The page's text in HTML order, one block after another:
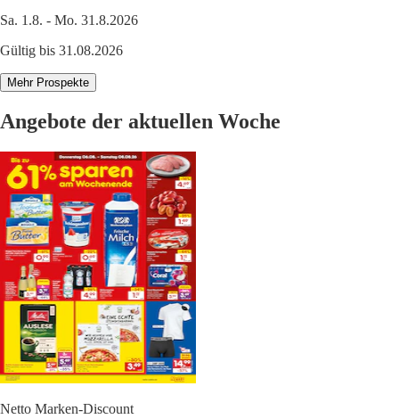
Sa. 1.8. - Mo. 31.8.2026
Gültig bis 31.08.2026
Mehr Prospekte
Angebote der aktuellen Woche
Netto Marken-Discount